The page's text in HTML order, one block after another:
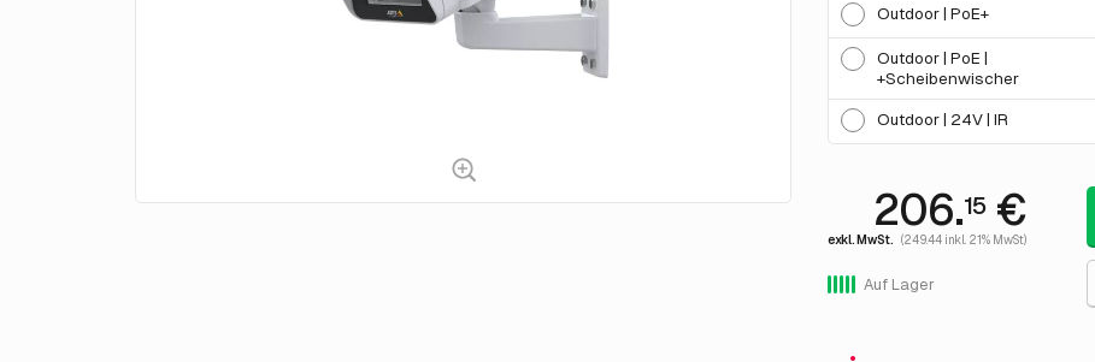
Outdoor | PoE+
Outdoor | PoE |
+Scheibenwischer
Outdoor | 24V | IR
206.15€
exkl. MwSt. (249.44 inkl. 21% MwSt)
Auf Lager